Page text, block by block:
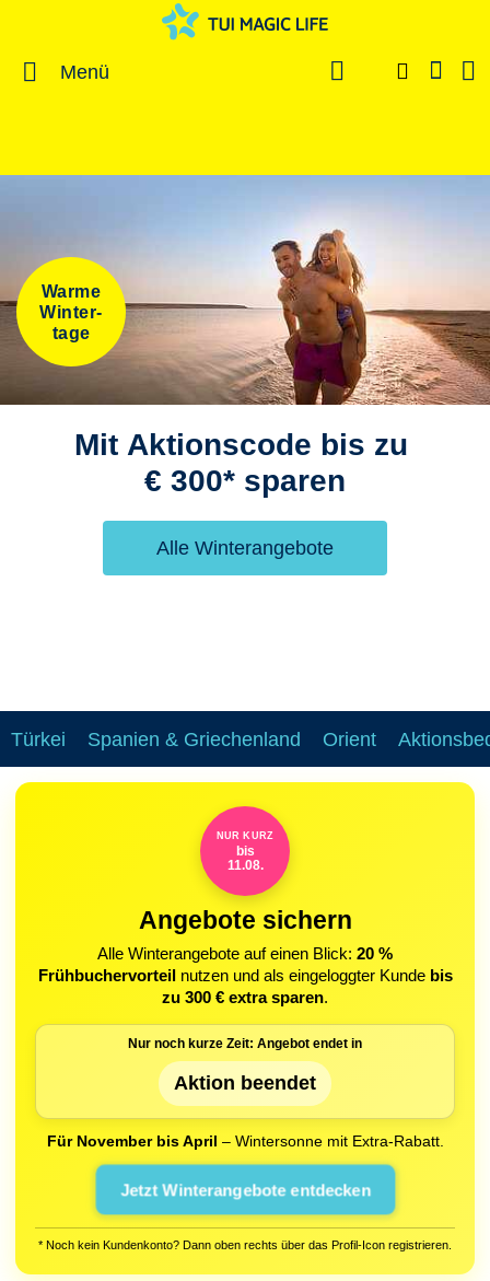
Menü
Mit Aktionscode bis zu
€ 300* sparen
Alle Winterangebote
Warme
Winter-
tage
Türkei Spanien & Griechenland Orient
NUR KURZ
bis
11.08.
Angebote sichern
Alle Winterangebote auf einen Blick: 20 %
Frühbuchervorteil nutzen und als eingeloggter Kunde bis
zu 300 € extra sparen.
Nur noch kurze Zeit: Angebot endet in
Aktion beendet
Für November bis April – Wintersonne mit Extra-Rabatt.
Jetzt Winterangebote entdecken
* Noch kein Kundenkonto? Dann oben rechts über das Profil-Icon registrieren.